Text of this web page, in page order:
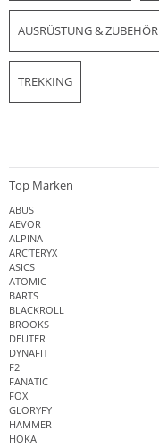
AUSRÜSTUNG & ZUBEHÖR
TREKKING
Top Marken
ABUS
AEVOR
ALPINA
ARC'TERYX
ASICS
ATOMIC
BARTS
BLACKROLL
BROOKS
DEUTER
DYNAFIT
F2
FANATIC
FOX
GLORYFY
HAMMER
HOKA